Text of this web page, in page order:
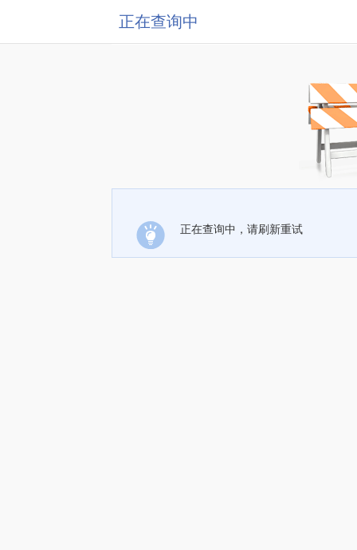
正在查询中
正在查询中，请刷新重试